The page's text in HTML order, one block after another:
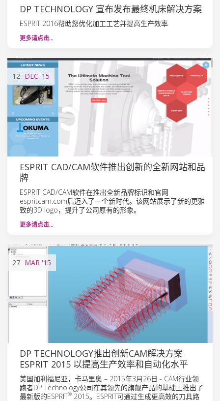
DP TECHNOLOGY 宣布发布最终机床解决方案
ESPRIT 2016帮助您优化加工工艺并提高生产效率
更多请点击…
12 DEC '15
ESPRIT CAD/CAM软件推出创新的全新网站和品
牌
ESPRIT CAD/CAM软件在推出全新品牌标识和官网
espritcam.com后迈入了一个新时代。该网站展示了新的更雅
致的3D logo，提升了公司原有的形象。
更多请点击…
27 MAR '15
DP TECHNOLOGY推出创新CAM解决方案
ESPRIT 2015 以提高生产效率和自动化水平
美国加利福尼亚，卡马里奥 – 2015年3月26日 - CAM行业领
跑者DP Technology公司在其领先的旗舰产品的基础上推出了
最新版的ESPRIT® 2015。ESPRIT可通过生成更高效的刀具路